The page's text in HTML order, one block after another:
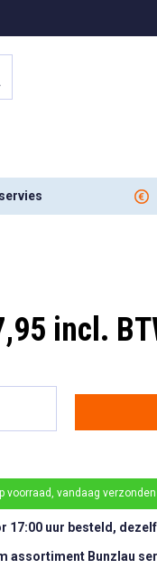
incl.
voorraad, vandaag verzonden
17:00 uur besteld,
assortiment Bunzlau